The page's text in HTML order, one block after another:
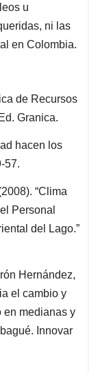
u
ni las
en Colombia.
de Recursos
Granica.
hacen los
57.
“Clima
Personal
del Lago.”
Hernández,
el cambio y
en medianas y
Innovar